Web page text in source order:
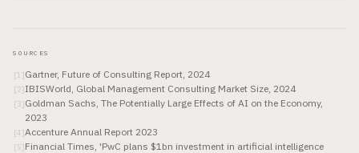
SOURCES
[1 ]Gartner, Future of Consulting Report, 2024
[2]IBISWorld, Global Management Consulting Market Size, 2024
[ 3]Goldman Sachs, The Potentially Large Effects of AI on the Economy,
2023
[4 ]Accenture Annual Report 2023
[5]Financial Times, 'PwC plans $1bn investment in artificial intelligence